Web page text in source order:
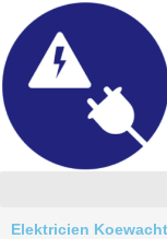
content
Elektricien Koewacht